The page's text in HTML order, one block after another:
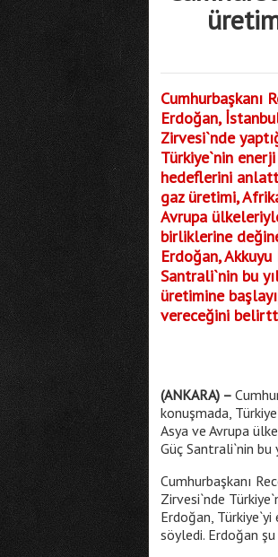
Cumhurbaşkanı
Erdoğan,
Zirvesi`nde
Türkiye`nin
hedeflerini
gaz üretimi,
Avrupa
birliklerine
Erdoğan,
Santrali`nin bu
üretimine
vereceğini
(ANKARA) –
konuşmada,
Asya ve Avrupa
Güç Santrali`nin
Cumhurbaşkanı
Zirvesi`nde
Erdoğan,
söyledi. Erdoğan